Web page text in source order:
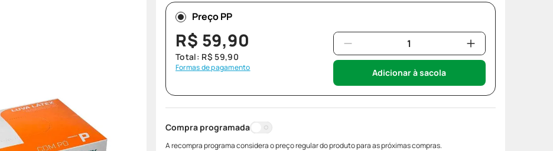
Preço PP
R$ 59,90
Total: R$ 59,90
Formas de pagamento Adicionar à sacola
Compra programada
A recompra programa considera o preço regular do produto para as próximas compras.